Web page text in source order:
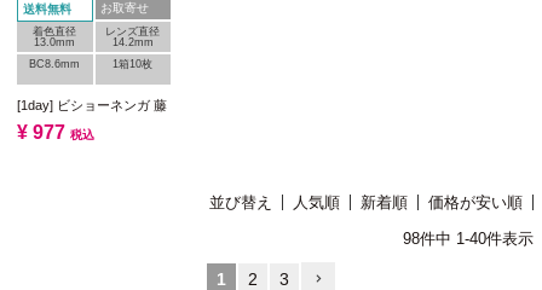
送料無料 お取寄せ
着色直径
13.0mm
レンズ直径
14.2mm
BC8.6mm
1箱10枚
[1day] ビショーネンガ 藤
¥ 977 税込
並び替え 人気順 新着順
価格が安い順
98件中 1-40件表示
1 2 3